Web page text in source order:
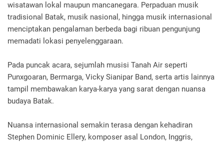
wisatawan lokal maupun mancanegara. Perpaduan musik
tradisional Batak, musik nasional, hingga musik internasional
menciptakan pengalaman berbeda bagi ribuan pengunjung
memadati lokasi penyelenggaraan.
Pada puncak acara, sejumlah musisi Tanah Air seperti
Punxgoaran, Bermarga, Vicky Sianipar Band, serta artis lainnya
tampil membawakan karya-karya yang sarat dengan nuansa
budaya Batak.
Nuansa internasional semakin terasa dengan kehadiran
Stephen Dominic Ellery, komposer asal London, Inggris,